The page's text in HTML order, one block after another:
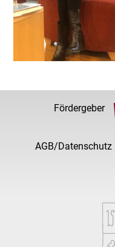
Fördergeber
AGB/Datenschutz